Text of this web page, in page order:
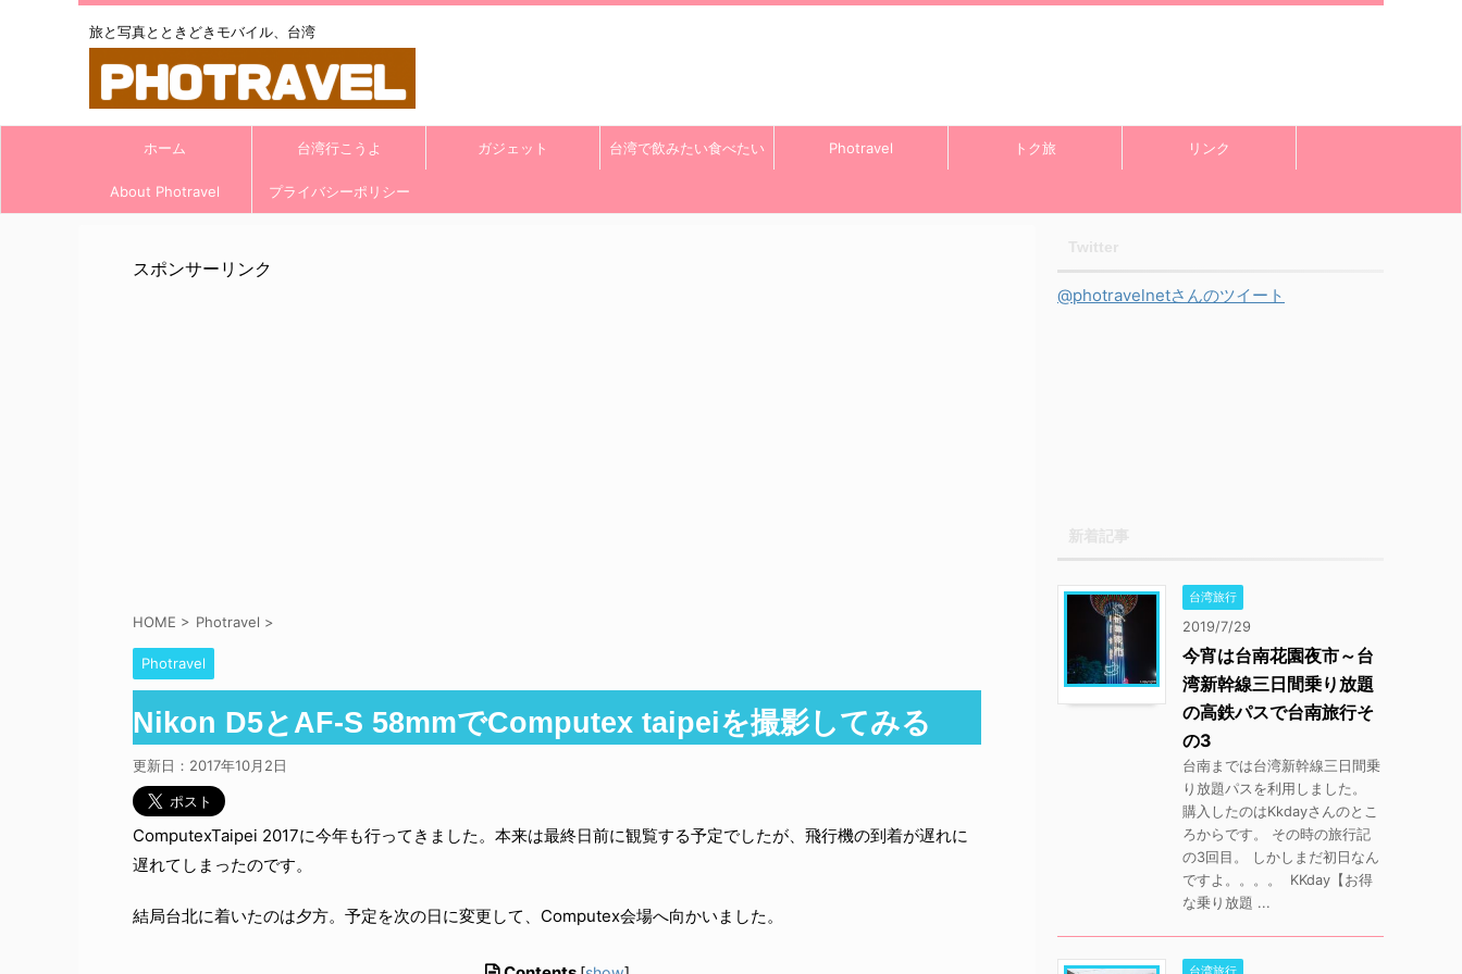
旅と写真とときどきモバイル、台湾
ホーム 台湾行こうよ ガジェット 台湾で飲みたい食べたい Photravel トク旅 リンク
About Photravel プライバシーポリシー
スポンサーリンク
HOME > Photravel >
Photravel
Nikon D5とAF-S 58mmでComputex taipeiを撮影してみる
更新日： 2017年10月2日
ComputexTaipei 2017に今年も行ってきました。本来は最終日前に観覧する予定でしたが、飛行機の到着が遅れに
遅れてしまったのです。
結局台北に着いたのは夕方。予定を次の日に変更して、Computex会場へ向かいました。
@photravelnetさんのツイート
台湾旅行
2019/7/29
今宵は台南花園夜市～台
湾新幹線三日間乗り放題
の高鉄パスで台南旅行そ
の3
台南までは台湾新幹線三日間乗
り放題パスを利用しました。
購入したのはKkdayさんのとこ
ろからです。 その時の旅行記
の3回目。 しかしまだ初日なん
ですよ。。。。 KKday【お得
な乗り放題 ...
台湾旅行